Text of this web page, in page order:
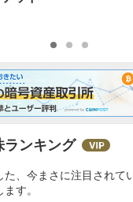
ランキング
た、今まさに注目されて
す。